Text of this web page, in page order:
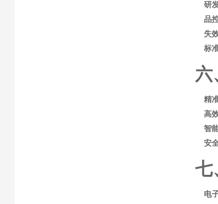
研
品
失
标
六
精
高
智
安
七
电